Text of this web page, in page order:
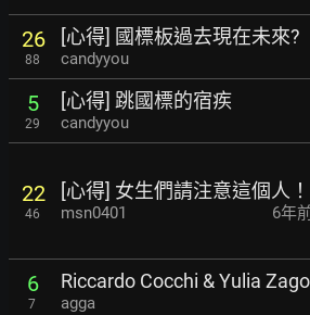
26
88
[心得] 國標板過去現在未來?
candyyou
5
29
[心得] 跳國標的宿疾
candyyou
22
46
[心得] 女生們請注意這個人！
msn0401 6年
6
7
Riccardo Cocchi & Yulia
agga